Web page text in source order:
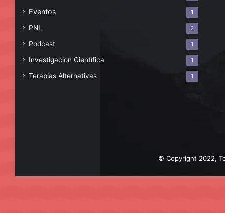
Eventos 1
PNL 2
Podcast 1
Investigación Científica 1
Terapias Alternativas 1
© Copyright 2022,